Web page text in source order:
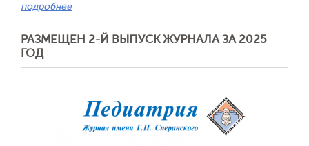
подробнее
РАЗМЕЩЕН 2-Й ВЫПУСК ЖУРНАЛА ЗА 2025
ГОД